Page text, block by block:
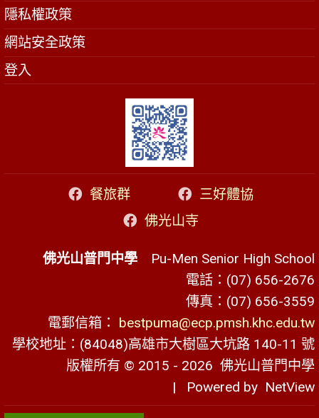
隱私權政策
網站安全政策
登入
餐旅群
三好體協
佛光山寺
佛光山普門中學 Pu-Men Senior High School
電話：(07) 656-2676
傳真：(07) 656-3559
電郵信箱： bestpuma@ecp.pmsh.khc.edu.tw
學校地址：(84048)高雄市大樹區大坑路 140-11 號
版權所有 © 2015 - 2026 佛光山普門中學
| Powered by NetView